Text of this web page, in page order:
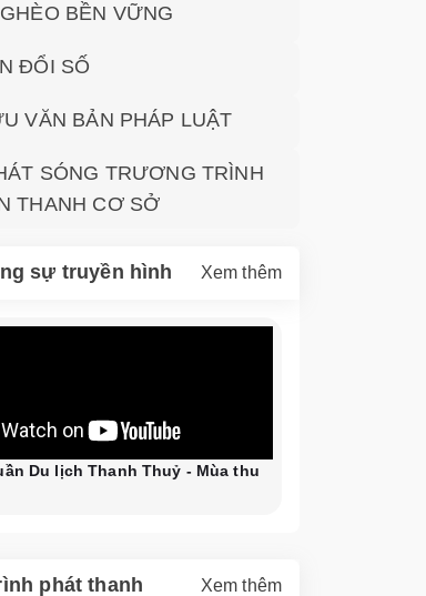
BỀN VỮNG
ĐỔI SỐ
VĂN BẢN PHÁP LUẬT
SÓNG TRƯƠNG TRÌNH
THANH CƠ SỞ
sự truyền hình Xem thêm
Du lịch Thanh Thuỷ - Mùa thu
phát thanh Xem thêm